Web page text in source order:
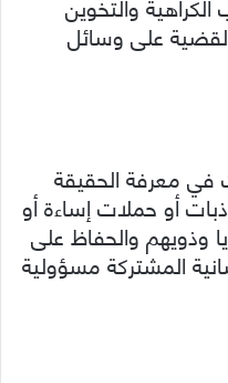
على وسائل
في معرفة الحقيقة
أو حملات إساءة أو
وذويهم والحفاظ على
المشتركة مسؤولية